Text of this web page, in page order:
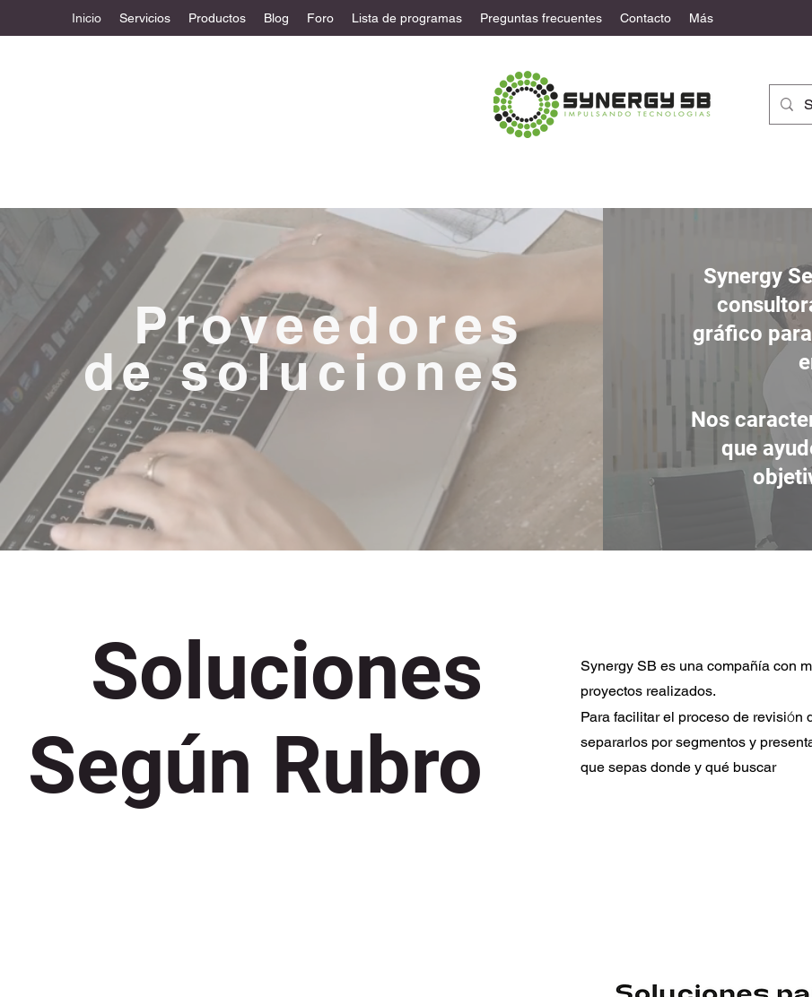
Inicio Servicios Productos Blog Foro Lista de programas Preguntas frecuentes Contacto Más
Proveedores
de soluciones
Synergy
gráfico
Nos
que
Soluciones
Según Rubro
Synergy SB es una compañía con
proyectos realizados.
Para facilitar el proceso de revisión
separarlos por segmentos y
que sepas donde y qué buscar